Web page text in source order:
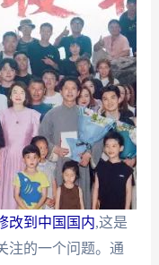
改到中国国内,这是
注的一个问题。通